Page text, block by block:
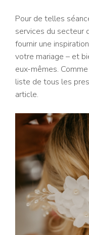
Pour de telles
services du secteur
fournir une
votre mariage – et
eux-mêmes.
liste de tous les
article.